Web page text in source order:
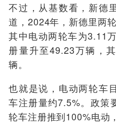
不过，从基数看，新德
道，2024年，新德里两
其中电动两轮车为3.11
册量升至49.23万辆，
辆。
也就是说，电动两轮车
车注册量约7.5%。政策
轮车注册推到100%电动